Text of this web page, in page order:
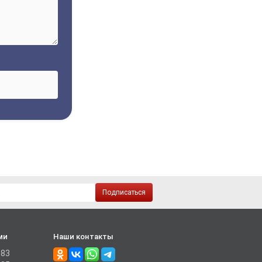
Подписаться
Наши контакты